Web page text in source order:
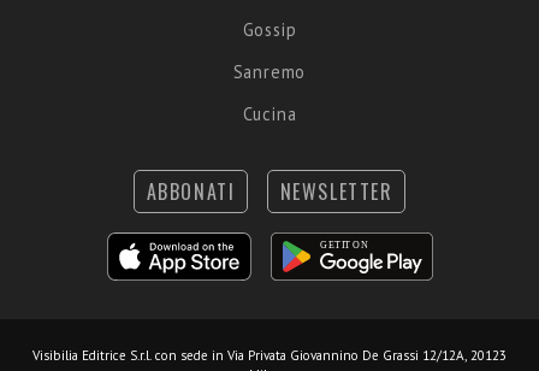
Gossip
Sanremo
Cucina
ABBONATI NEWSLETTER
Visibilia Editrice S.r.l. con sede in Via Privata Giovannino De Grassi 12/12A, 20123